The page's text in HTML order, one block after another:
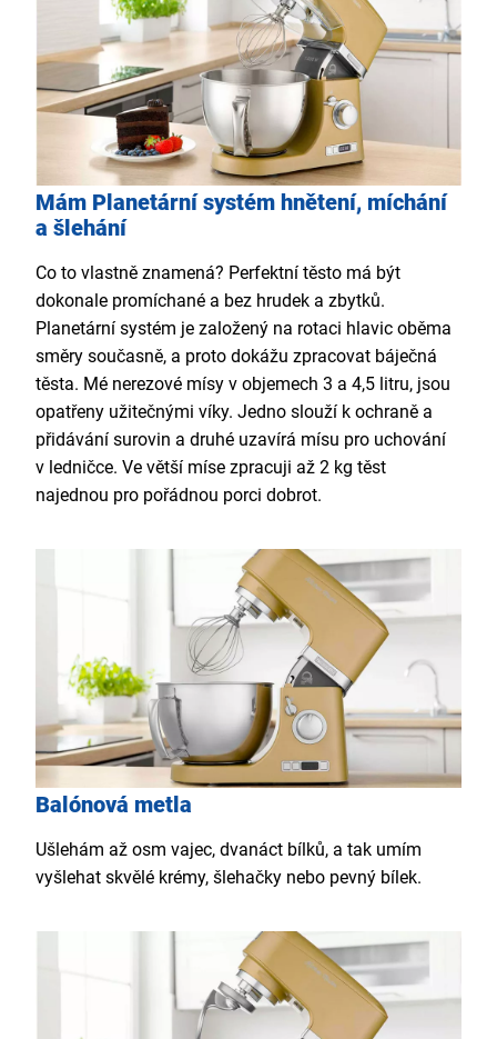
Mám Planetární systém hnětení, míchání
a šlehání
Co to vlastně znamená? Perfektní těsto má být
dokonale promíchané a bez hrudek a zbytků.
Planetární systém je založený na rotaci hlavic oběma
směry současně, a proto dokážu zpracovat báječná
těsta. Mé nerezové mísy v objemech 3 a 4,5 litru, jsou
opatřeny užitečnými víky. Jedno slouží k ochraně a
přidávání surovin a druhé uzavírá mísu pro uchování
v ledničce. Ve větší míse zpracuji až 2 kg těst
najednou pro pořádnou porci dobrot.
Balónová metla
Ušlehám až osm vajec, dvanáct bílků, a tak umím
vyšlehat skvělé krémy, šlehačky nebo pevný bílek.